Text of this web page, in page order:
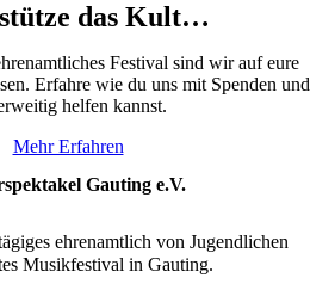
das Kult…
Festival sind wir auf eure
Erfahre wie du uns mit Spenden und
helfen kannst.
Mehr Erfahren
Gauting e.V.
ehrenamtlich von Jugendlichen
Musikfestival in Gauting.